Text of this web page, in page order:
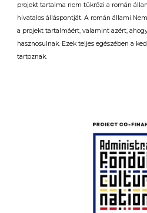
projekt tartalma nem tükrözi a román
hivatalos álláspontját. A román állami
a projekt tartalmáért, valamint azért,
hasznosulnak. Ezek teljes egészében a
tartoznak.